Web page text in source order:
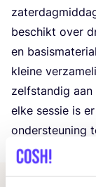
beschikt over
en
klei­ne
zelf­stan­dig
elke ses­sie is
onder­steu­ning